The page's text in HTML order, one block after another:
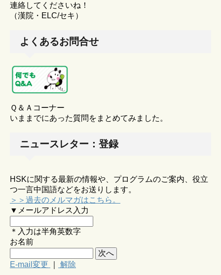
連絡してくださいね！
（漢院・ELC/セキ）
よくあるお問合せ
Ｑ＆Ａコーナー
いままでにあった質問をまとめてみました。
ニュースレター：登録
HSKに関する最新の情報や、プログラムのご案内、役立
つ一言中国語などをお送りします。
＞＞過去のメルマガはこちら。
▼メールアドレス入力
＊入力は半角英数字
お名前
E-mail変更 解除